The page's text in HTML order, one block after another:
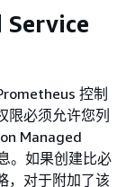
Service
控制
限必须允许您列
Managed
。如果创建比必
，对于附加了该